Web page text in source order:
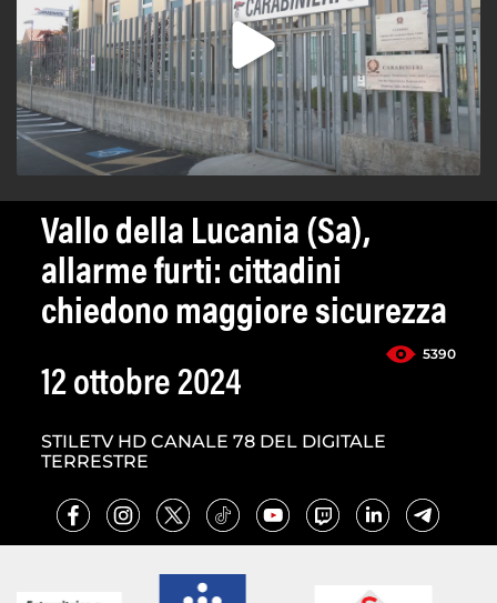
Vallo della Lucania (Sa),
allarme furti: cittadini
chiedono maggiore sicurezza
5390
12 ottobre 2024
STILETV HD CANALE 78 DEL DIGITALE
TERRESTRE